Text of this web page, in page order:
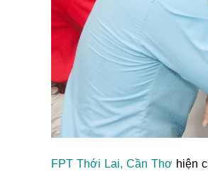
FPT Thới Lai, Cần Thơ hiện